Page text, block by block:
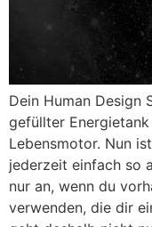
Dein Human Design
gefüllter
Lebensmotor. Nun
jederzeit einfach so
nur an, wenn du
verwenden, die dir